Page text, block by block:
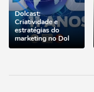
Dolcast:
Criatividade e
estratégias do
marketing no Dol